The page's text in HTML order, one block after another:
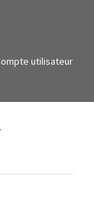
utilisateur